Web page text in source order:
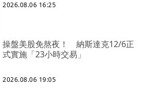
2026.08.06 16:25
操盤美股免熬夜！ 納斯達克12/6正
式實施「23小時交易」
2026.08.06 19:05